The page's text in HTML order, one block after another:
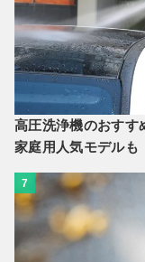
高圧洗浄機のおすす
家庭用人気モデルも
7